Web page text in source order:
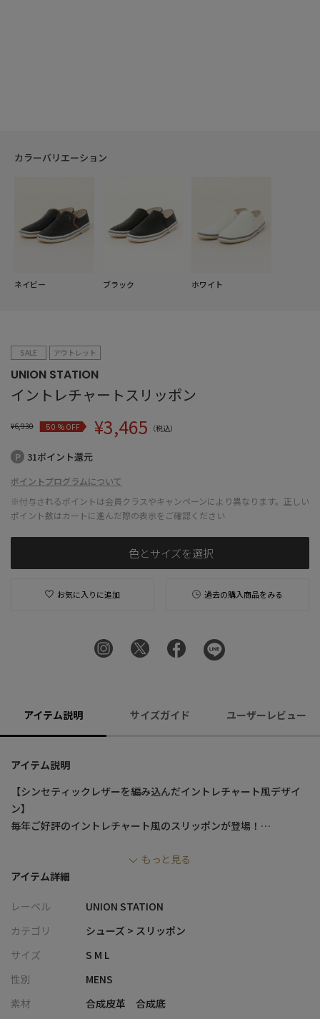
カラーバリエーション
ネイビー ブラック ホワイト
SALE アウトレット
UNION STATION
イントレチャートスリッポン
¥6,930 50% OFF ¥3,465 （税込）
31ポイント還元
ポイントプログラムについて
※付与されるポイントは会員クラスやキャンペーンにより異なります。正しい
ポイント数はカートに進んだ際の表示をご確認ください
色とサイズを選択
お気に入りに追加 過去の購入商品をみる
アイテム説明 サイズガイド ユーザーレビュー
アイテム説明
【シンセティックレザーを編み込んだイントレチャート風デザイ
ン】
毎年ご好評のイントレチャート風のスリッポンが登場！
イントレチャートとはイタリア語で「編まれた」という意味。
つつカジュアルダウンさせたアイテム。
スリッポンなので着脱のしやすさも高ポイント！
素材にはお手入れのしやすいシンセティックレザーを用いてお
り、普段の街歩きにも最適です。
もっと見る
アイテム詳細
レーベル
UNION STATION
カテゴリ
シューズ > スリッポン
サイズ
S M L
性別
MENS
素材
合成皮革 合成底